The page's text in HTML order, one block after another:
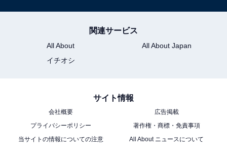
・本日司会を務めます、山田と申します。
・今年はPTAの役員を務めることになりました。
・プロジェクトリーダーを務める彼は、非常に優秀な
・成果につながるよう、業務に努めてまいります。
・再発防止に努めてまいります。
・日ごろから健康管理に努めています。
関連サービス
All About
All About Japan
イチオシ
サイト情報
会社概要
広告掲載
プライバシーポリシー
著作権・商標・免責事項
当サイトの情報についての注意
All About ニュースについて